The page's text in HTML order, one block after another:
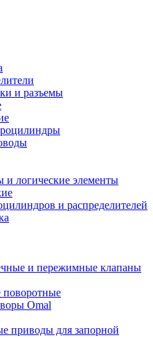
и разъемы
логические элементы
и распределителей
и пережимные клапаны
поворотные
Omal
приводы для запорной